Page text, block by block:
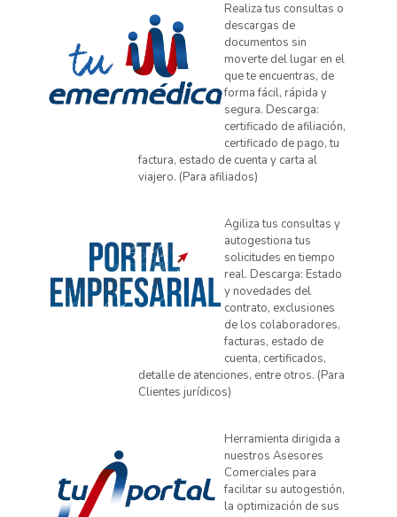
Realiza tus consultas o
descargas de
documentos sin
moverte del lugar en el
que te encuentras, de
forma fácil, rápida y
segura. Descarga:
certificado de afiliación,
certificado de pago, tu
factura, estado de cuenta y carta al
viajero. (Para afiliados)
Agiliza tus consultas y
autogestiona tus
solicitudes en tiempo
real. Descarga: Estado
y novedades del
contrato, exclusiones
de los colaboradores,
facturas, estado de
cuenta, certificados,
detalle de atenciones, entre otros. (Para
Clientes jurídicos)
Herramienta dirigida a
nuestros Asesores
Comerciales para
facilitar su autogestión,
la optimización de sus